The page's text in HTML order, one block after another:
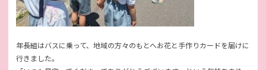
年長組はバスに乗って、地域の方々のもとへお花と手作りカードを届けに
行きました。